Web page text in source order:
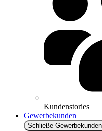
Kundenstories
Gewerbekunden
Schließe Gewerbekunden